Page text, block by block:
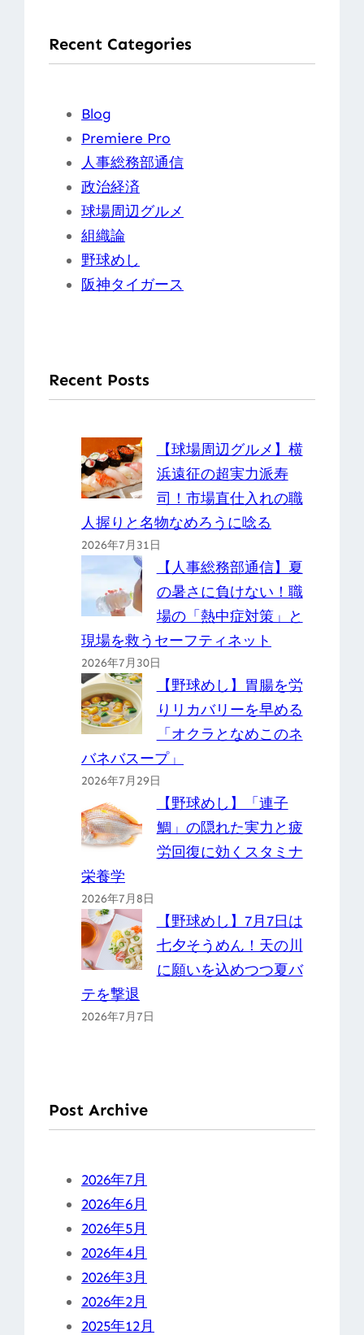
Recent Categories
Blog
Premiere Pro
人事総務部通信
政治経済
球場周辺グルメ
組織論
野球めし
阪神タイガース
Recent Posts
【球場周辺グルメ】横
浜遠征の超実力派寿
司！市場直仕入れの職
人握りと名物なめろうに唸る
2026年7月31日
【人事総務部通信】夏
の暑さに負けない！職
場の「熱中症対策」と
現場を救うセーフティネット
2026年7月30日
【野球めし】胃腸を労
りリカバリーを早める
「オクラとなめこのネ
バネバスープ」
2026年7月29日
【野球めし】「連子
鯛」の隠れた実力と疲
労回復に効くスタミナ
栄養学
2026年7月8日
【野球めし】7月7日は
七夕そうめん！天の川
に願いを込めつつ夏バ
テを撃退
2026年7月7日
Post Archive
2026年7月
2026年6月
2026年5月
2026年4月
2026年3月
2026年2月
2025年12月